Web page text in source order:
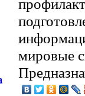
мировые